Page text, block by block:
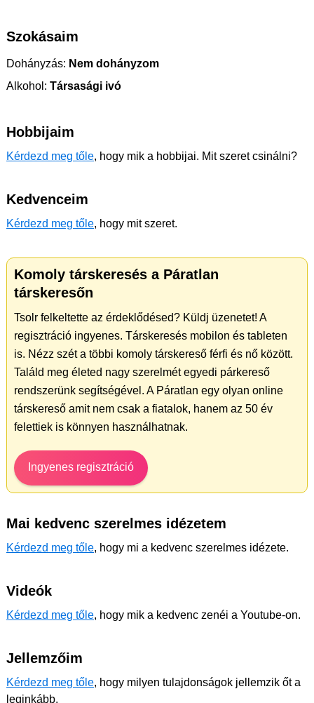
Szokásaim
Dohányzás: Nem dohányzom
Alkohol: Társasági ivó
Hobbijaim
Kérdezd meg tőle, hogy mik a hobbijai. Mit szeret csinálni?
Kedvenceim
Kérdezd meg tőle, hogy mit szeret.
Komoly társkeresés a Páratlan
társkeresőn
Tsolr felkeltette az érdeklődésed? Küldj üzenetet! A
regisztráció ingyenes. Társkeresés mobilon és tableten
is. Nézz szét a többi komoly társkereső férfi és nő között.
Találd meg életed nagy szerelmét egyedi párkereső
rendszerünk segítségével. A Páratlan egy olyan online
társkereső amit nem csak a fiatalok, hanem az 50 év
felettiek is könnyen használhatnak.
Ingyenes regisztráció
Mai kedvenc szerelmes idézetem
Kérdezd meg tőle, hogy mi a kedvenc szerelmes idézete.
Videók
Kérdezd meg tőle, hogy mik a kedvenc zenéi a Youtube-on.
Jellemzőim
Kérdezd meg tőle, hogy milyen tulajdonságok jellemzik őt a
leginkább.